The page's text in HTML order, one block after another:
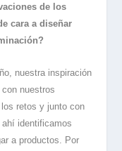
de los
cara a diseñar
nuestra inspiración
nuestros
retos y junto con
ahí identificamos
a productos. Por